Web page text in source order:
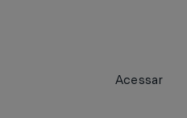
Acessar